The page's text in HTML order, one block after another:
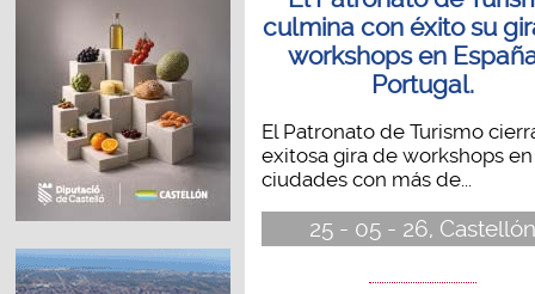
culmina con éxito su
workshops en
Portugal.
El Patronato de Turismo
exitosa gira de workshops
ciudades con más de...
25 - 05 - 26, Castellón